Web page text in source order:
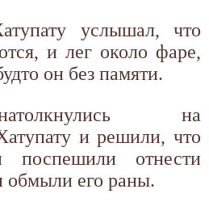
услышал, что
и лег около фаре,
он без памяти.
на
и решили, что
отнести
обмыли его раны.